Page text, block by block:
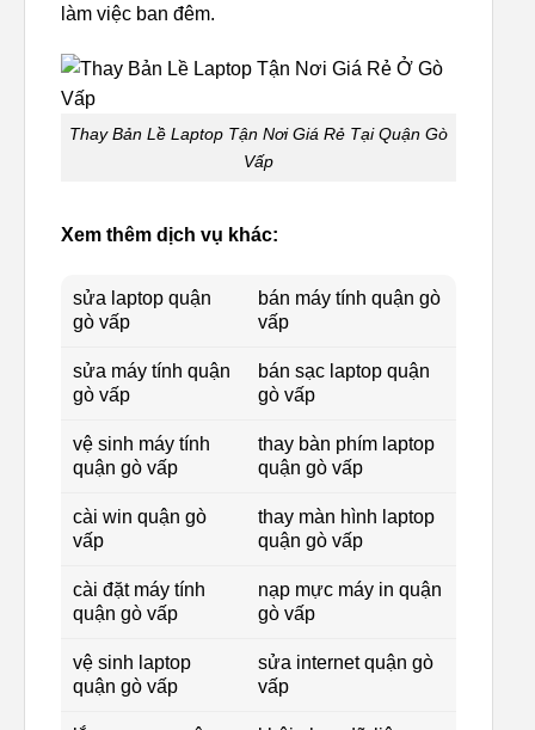
làm việc ban đêm.
Thay Bản Lề Laptop Tận Nơi Giá Rẻ Tại Quận Gò
Vấp
Xem thêm dịch vụ khác:
sửa laptop quận
gò vấp
bán máy tính quận gò
vấp
sửa máy tính quận
gò vấp
bán sạc laptop quận
gò vấp
vệ sinh máy tính
quận gò vấp
thay bàn phím laptop
quận gò vấp
cài win quận gò
vấp
thay màn hình laptop
quận gò vấp
cài đặt máy tính
quận gò vấp
nạp mực máy in quận
gò vấp
vệ sinh laptop
quận gò vấp
sửa internet quận gò
vấp